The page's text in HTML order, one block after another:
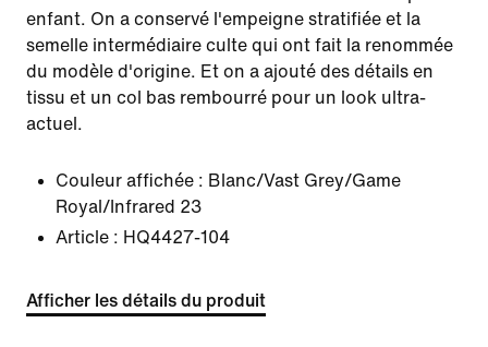
enfant. On a conservé l'empeigne stratifiée et la
semelle intermédiaire culte qui ont fait la renommée
du modèle d'origine. Et on a ajouté des détails en
tissu et un col bas rembourré pour un look ultra-
actuel.
Couleur affichée : Blanc/Vast Grey/Game
Royal/Infrared 23
Article : HQ4427-104
Afficher les détails du produit